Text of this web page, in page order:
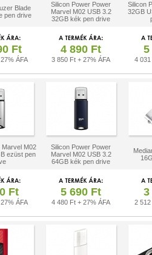
Blade
pen drive
Silicon Power Power
Marvel M02 USB 3.2
32GB kék pen drive
Silicon
32GB
Ft
ÁFA
4 890 Ft
3 850 Ft + 27% ÁFA
5
4 031
Marvel M02
ezüst pen
Silicon Power Power
Marvel M02 USB 3.2
64GB kék pen drive
Ft
ÁFA
5 690 Ft
4 480 Ft + 27% ÁFA
3
2 512